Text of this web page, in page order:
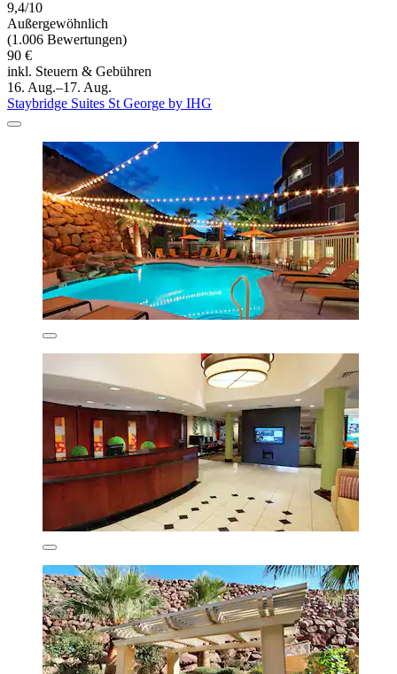
9,4/10
Außergewöhnlich
(1.006 Bewertungen)
90 €
inkl. Steuern & Gebühren
16. Aug.–17. Aug.
Staybridge Suites St George by IHG